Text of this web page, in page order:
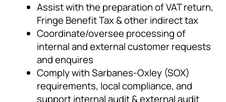
Assist with the preparation of VAT return,
Fringe Benefit Tax & other indirect tax
Coordinate/oversee processing of
internal and external customer requests
and enquires
Comply with Sarbanes-Oxley (SOX)
requirements, local compliance, and
support internal audit & external audit